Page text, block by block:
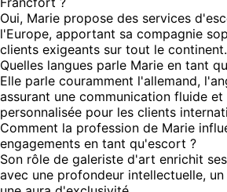
Oui, Marie propose des services
l'Europe, apportant sa compagnie
clients exigeants sur tout le continent.
Quelles langues parle Marie en tant
Elle parle couramment l'allemand,
assurant une communication fluide et
personnalisée pour les clients
Comment la profession de Marie
engagements en tant qu'escort ?
Son rôle de galeriste d'art enrichit
avec une profondeur intellectuelle,